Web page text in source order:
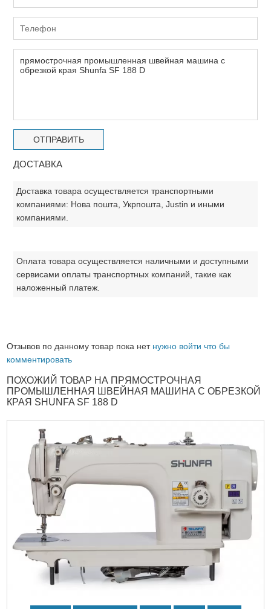
ДОСТАВКА
Доставка товара осуществляется транспортными
компаниями: Нова пошта, Укрпошта, Justin и иными
компаниями.
Оплата товара осуществляется наличными и доступными
сервисами оплаты транспортных компаний, такие как
наложенный платеж.
Отзывов по данному товар пока нет нужно войти что бы
комментировать
ПОХОЖИЙ ТОВАР НА ПРЯМОСТРОЧНАЯ
ПРОМЫШЛЕННАЯ ШВЕЙНАЯ МАШИНА С ОБРЕЗКОЙ
КРАЯ SHUNFA SF 188 D